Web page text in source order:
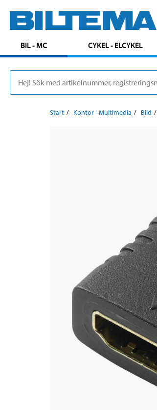
BIL - MC CYKEL - ELCYKEL
Start Kontor - Multimedia Bild